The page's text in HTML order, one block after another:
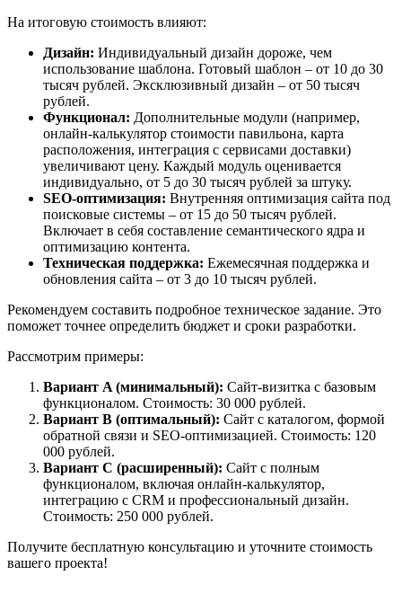
На итоговую стоимость влияют:
Дизайн: Индивидуальный дизайн дороже, чем
использование шаблона. Готовый шаблон – от 10 до 30
тысяч рублей. Эксклюзивный дизайн – от 50 тысяч
рублей.
Функционал: Дополнительные модули (например,
онлайн-калькулятор стоимости павильона, карта
расположения, интеграция с сервисами доставки)
увеличивают цену. Каждый модуль оценивается
индивидуально, от 5 до 30 тысяч рублей за штуку.
SEO-оптимизация: Внутренняя оптимизация сайта под
поисковые системы – от 15 до 50 тысяч рублей.
Включает в себя составление семантического ядра и
оптимизацию контента.
Техническая поддержка: Ежемесячная поддержка и
обновления сайта – от 3 до 10 тысяч рублей.
Рекомендуем составить подробное техническое задание. Это
поможет точнее определить бюджет и сроки разработки.
Рассмотрим примеры:
Вариант A (минимальный): Сайт-визитка с базовым
функционалом. Стоимость: 30 000 рублей.
Вариант B (оптимальный): Сайт с каталогом, формой
обратной связи и SEO-оптимизацией. Стоимость: 120
000 рублей.
Вариант C (расширенный): Сайт с полным
функционалом, включая онлайн-калькулятор,
интеграцию с CRM и профессиональный дизайн.
Стоимость: 250 000 рублей.
Получите бесплатную консультацию и уточните стоимость
вашего проекта!